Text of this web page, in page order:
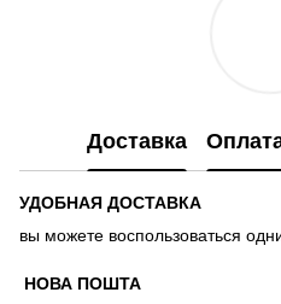
Доставка
УДОБНАЯ ДОСТАВКА
вы можете воспользоваться
НОВА ПОШТА